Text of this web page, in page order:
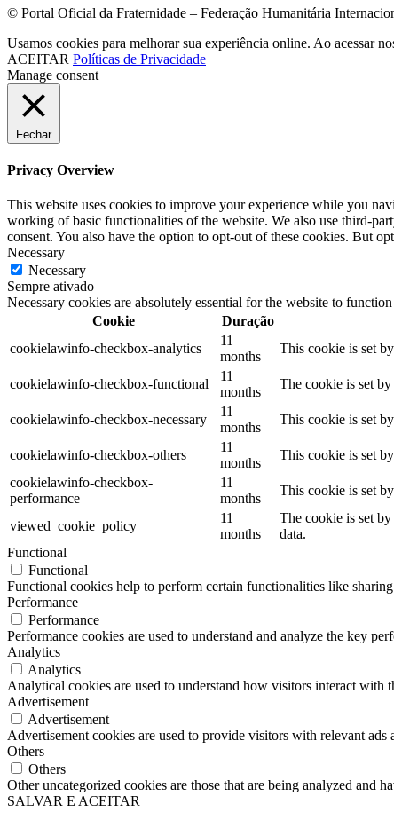
© Portal Oficial da Fraternidade – Federação Humanitária
Usamos cookies para melhorar sua experiência online. Ao acessar
ACEITAR Políticas de Privacidade
Manage consent
Fechar
Privacy Overview
This website uses cookies to improve your experience while you
working of basic functionalities of the website. We also use third-
consent. You also have the option to opt-out of these cookies. But
Necessary
Necessary
Sempre ativado
Necessary cookies are absolutely essential for the website to
Cookie
Duração
cookielawinfo-checkbox-analytics
11
months
This cookie is set
cookielawinfo-checkbox-functional
11
months
The cookie is set
cookielawinfo-checkbox-necessary
11
months
This cookie is set
cookielawinfo-checkbox-others
11
months
This cookie is set
cookielawinfo-checkbox-
performance
11
months
This cookie is set
viewed_cookie_policy
11
months
The cookie is set
data.
Functional
Functional
Functional cookies help to perform certain functionalities like
Performance
Performance
Performance cookies are used to understand and analyze the key
Analytics
Analytics
Analytical cookies are used to understand how visitors interact with
Advertisement
Advertisement
Advertisement cookies are used to provide visitors with relevant
Others
Others
Other uncategorized cookies are those that are being analyzed and
SALVAR E ACEITAR